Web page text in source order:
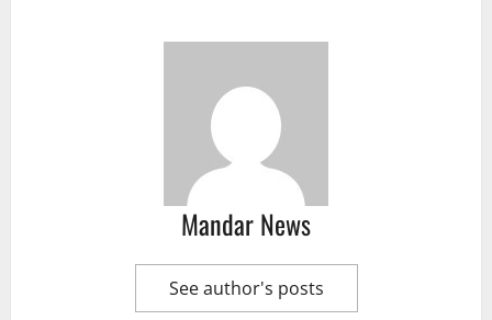
Mandar News
See author's posts